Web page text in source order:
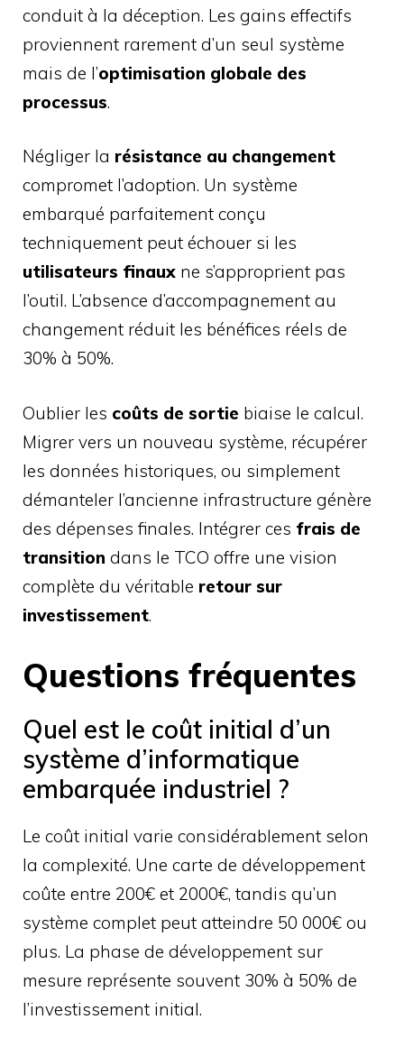
conduit à la déception. Les gains effectifs
proviennent rarement d’un seul système
mais de l’optimisation globale des
processus.
Négliger la résistance au changement
compromet l’adoption. Un système
embarqué parfaitement conçu
techniquement peut échouer si les
utilisateurs finaux ne s’approprient pas
l’outil. L’absence d’accompagnement au
changement réduit les bénéfices réels de
30% à 50%.
Oublier les coûts de sortie biaise le calcul.
Migrer vers un nouveau système, récupérer
les données historiques, ou simplement
démanteler l’ancienne infrastructure génère
des dépenses finales. Intégrer ces frais de
transition dans le TCO offre une vision
complète du véritable retour sur
investissement.
Questions fréquentes
Quel est le coût initial d’un
système d’informatique
embarquée industriel ?
Le coût initial varie considérablement selon
la complexité. Une carte de développement
coûte entre 200€ et 2000€, tandis qu’un
système complet peut atteindre 50 000€ ou
plus. La phase de développement sur
mesure représente souvent 30% à 50% de
l’investissement initial.